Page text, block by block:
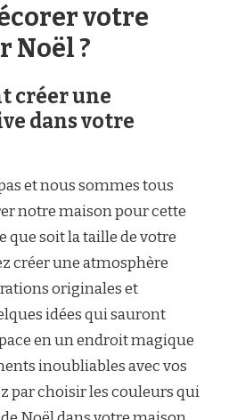
votre
Noël ?
créer une
dans votre
et nous sommes tous
notre maison pour cette
que soit la taille de votre
créer une atmosphère
originales et
idées qui sauront
en un endroit magique
inoubliables avec vos
par choisir les couleurs qui